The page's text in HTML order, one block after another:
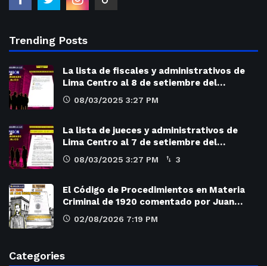
Trending Posts
La lista de fiscales y administrativos de
Lima Centro al 8 de setiembre del…
08/03/2025 3:27 PM
La lista de jueces y administrativos de
Lima Centro al 7 de setiembre del…
08/03/2025 3:27 PM 3
El Código de Procedimientos en Materia
Criminal de 1920 comentado por Juan…
02/08/2026 7:19 PM
Categories